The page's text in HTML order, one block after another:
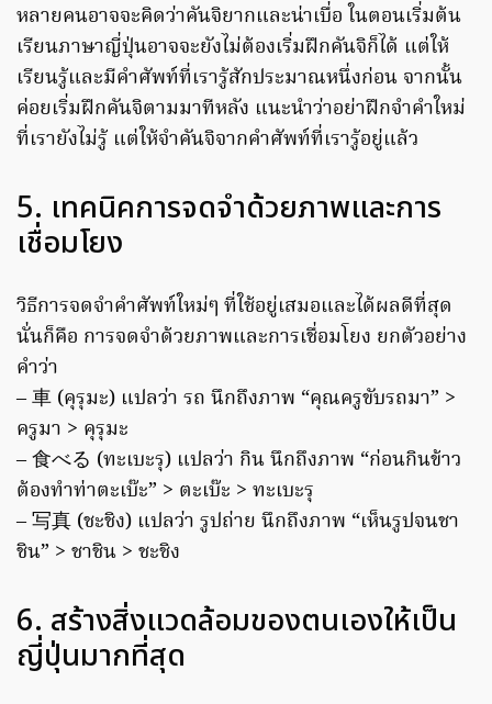
หลายคนอาจจะคิดว่าคันจิยากและน่าเบื่อ ในตอนเริ่มต้น
เรียนภาษาญี่ปุ่นอาจจะยังไม่ต้องเริ่มฝึกคันจิก็ได้ แต่ให้
เรียนรู้และมีคำศัพท์ที่เรารู้สักประมาณหนึ่งก่อน จากนั้น
ค่อยเริ่มฝึกคันจิตามมาทีหลัง แนะนำว่าอย่าฝึกจำคำใหม่
ที่เรายังไม่รู้ แต่ให้จำคันจิจากคำศัพท์ที่เรารู้อยู่แล้ว
5. เทคนิคการจดจำด้วยภาพและการ
เชื่อมโยง
วิธีการจดจำคำศัพท์ใหม่ๆ ที่ใช้อยู่เสมอและได้ผลดีที่สุด
นั่นก็คือ การจดจำด้วยภาพและการเชื่อมโยง ยกตัวอย่าง
คำว่า
– 車 (คุรุมะ) แปลว่า รถ นึกถึงภาพ “คุณครูขับรถมา” >
ครูมา > คุรุมะ
– 食べる (ทะเบะรุ) แปลว่า กิน นึกถึงภาพ “ก่อนกินข้าว
ต้องทำท่าตะเบ๊ะ” > ตะเบ๊ะ > ทะเบะรุ
– 写真 (ชะชิง) แปลว่า รูปถ่าย นึกถึงภาพ “เห็นรูปจนชา
ชิน” > ชาชิน > ชะชิง
6. สร้างสิ่งแวดล้อมของตนเองให้เป็น
ญี่ปุ่นมากที่สุด